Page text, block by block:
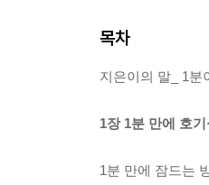
목차
지은이의 말_ 1분
1장 1분 만에 호기
1분 만에 잠드는